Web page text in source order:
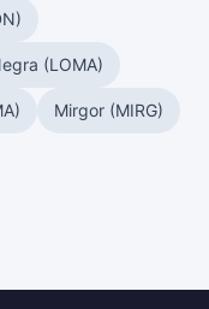
(LOMA)
Mirgor (MIRG)